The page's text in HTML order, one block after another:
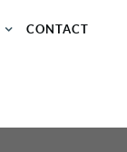
CONTACT